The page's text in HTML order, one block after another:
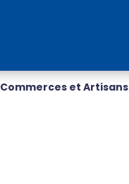
Commerces et Artisans